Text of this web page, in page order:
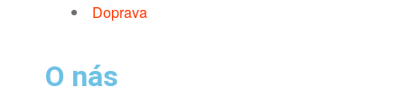
Doprava
O nás